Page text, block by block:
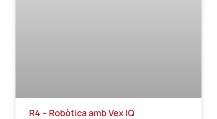
R4 – Robòtica amb Vex IQ